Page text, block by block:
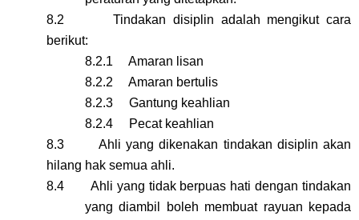
8.2 Tindakan disiplin adalah mengikut cara
berikut:
8.2.1 Amaran lisan
8.2.2 Amaran bertulis
8.2.3 Gantung keahlian
8.2.4 Pecat keahlian
8.3 Ahli yang dikenakan tindakan disiplin akan
hilang hak semua ahli.
8.4 Ahli yang tidak berpuas hati dengan tindakan
yang diambil boleh membuat rayuan kepada